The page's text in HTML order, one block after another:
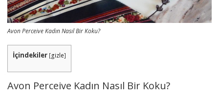
Avon Perceive Kadın Nasıl Bir Koku?
İçindekiler [gizle]
Avon Perceive Kadın Nasıl Bir Koku?